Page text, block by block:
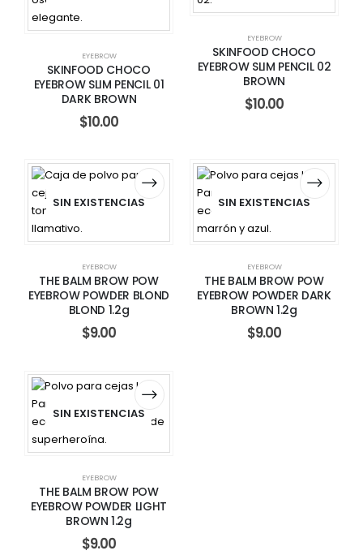
EYEBROW
SKINFOOD CHOCO
EYEBROW SLIM PENCIL 01
DARK BROWN
$10.00
EYEBROW
SKINFOOD CHOCO
EYEBROW SLIM PENCIL 02
BROWN
$10.00
SIN EXISTENCIAS
EYEBROW
THE BALM BROW POW
EYEBROW POWDER BLOND
BLOND 1.2g
$9.00
SIN EXISTENCIAS
EYEBROW
THE BALM BROW POW
EYEBROW POWDER DARK
BROWN 1.2g
$9.00
SIN EXISTENCIAS
EYEBROW
THE BALM BROW POW
EYEBROW POWDER LIGHT
BROWN 1.2g
$9.00